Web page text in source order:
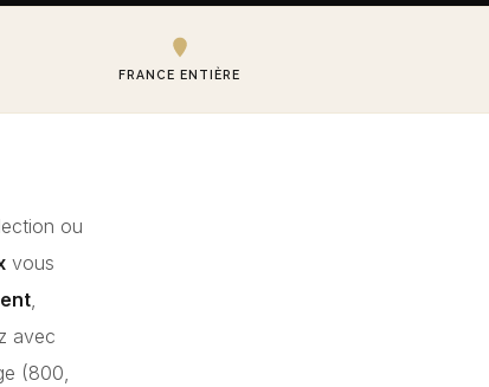
FRANCE ENTIÈRE
ou
vous
,
avec
(800,